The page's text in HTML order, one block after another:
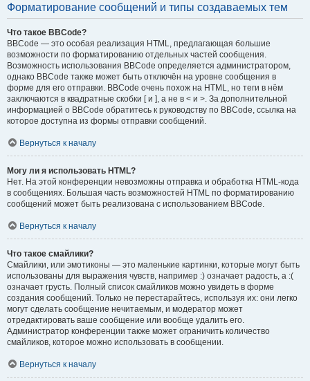
Форматирование сообщений и типы создаваемых тем
Что такое BBCode?
BBCode — это особая реализация HTML, предлагающая большие
возможности по форматированию отдельных частей сообщения.
Возможность использования BBCode определяется администратором,
однако BBCode также может быть отключён на уровне сообщения в
форме для его отправки. BBCode очень похож на HTML, но теги в нём
заключаются в квадратные скобки [ и ], а не в < и >. За дополнительной
информацией о BBCode обратитесь к руководству по BBCode, ссылка на
которое доступна из формы отправки сообщений.
Вернуться к началу
Могу ли я использовать HTML?
Нет. На этой конференции невозможны отправка и обработка HTML-кода
в сообщениях. Большая часть возможностей HTML по форматированию
сообщений может быть реализована с использованием BBCode.
Вернуться к началу
Что такое смайлики?
Смайлики, или эмотиконы — это маленькие картинки, которые могут быть
использованы для выражения чувств, например :) означает радость, а :(
означает грусть. Полный список смайликов можно увидеть в форме
создания сообщений. Только не перестарайтесь, используя их: они легко
могут сделать сообщение нечитаемым, и модератор может
отредактировать ваше сообщение или вообще удалить его.
Администратор конференции также может ограничить количество
смайликов, которое можно использовать в сообщении.
Вернуться к началу